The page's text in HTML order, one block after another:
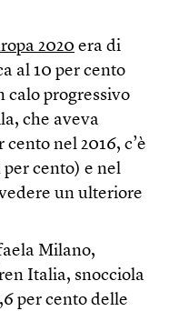
2020 era di
al 10 per cento
calo progressivo
che aveva
cento nel 2016, c’è
per cento) e nel
un ulteriore
Milano,
Italia, snocciola
per cento delle